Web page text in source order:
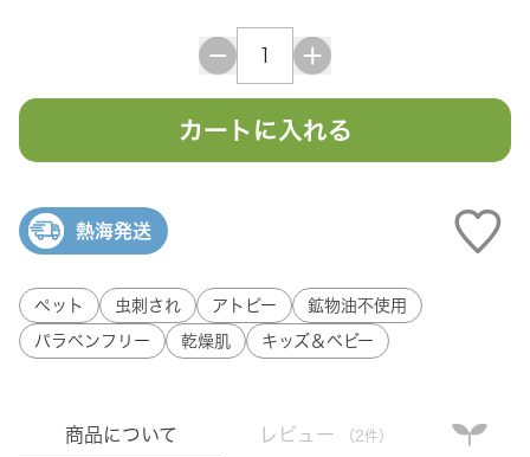
カートに入れる
熱海発送
ペット 虫刺され アトピー 鉱物油不使用
パラベンフリー 乾燥肌 キッズ＆ベビー
商品について レビュー （2件）